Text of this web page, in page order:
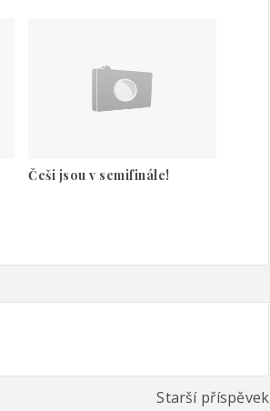
Češi jsou v semifinále!
Starší příspěvek